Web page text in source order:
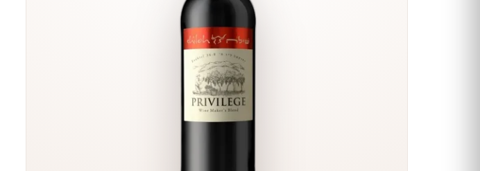
לכל יינות יקב ירושלים ←